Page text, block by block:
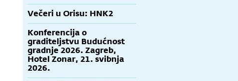
Večeri u Orisu: HNK2
Konferencija o
graditeljstvu Budućnost
gradnje 2026. Zagreb,
Hotel Zonar, 21. svibnja
2026.